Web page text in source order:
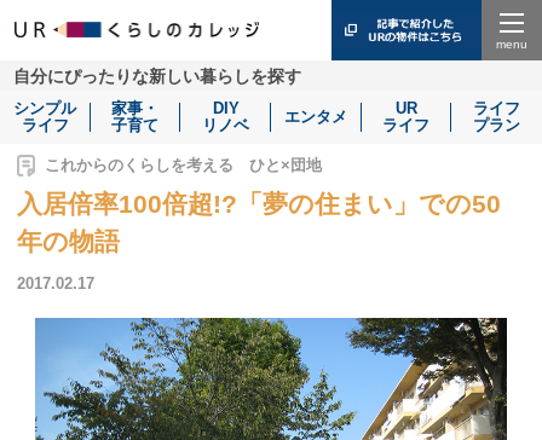
自分にぴったりな新しい暮らしを探す
シンプル
ライフ
家事・
子育て
DIY
リノベ
エンタメ
UR
ライフ
ライフ
プラン
これからのくらしを考える ひと×団地
入居倍率100倍超!?「夢の住まい」での50
年の物語
2017.02.17